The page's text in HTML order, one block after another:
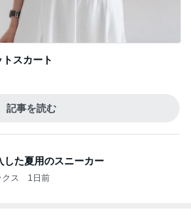
スカート
記事を読む
した夏用のスニーカー
ス 1日前